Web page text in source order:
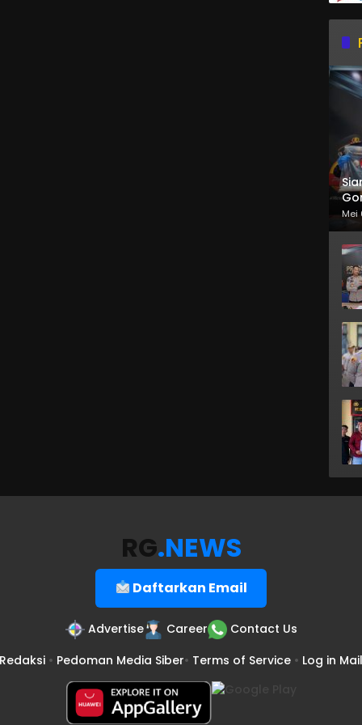
Mei
RG.NEWS
Daftarkan Email
Advertise Career
Contact Us
Redaksi • Pedoman Media Siber• Terms of Service • Log in Mail